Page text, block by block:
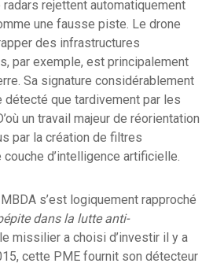
rejettent automatiquement
une fausse piste. Le drone
des infrastructures
par exemple, est principalement
Sa signature considérablement
détecté que tardivement par les
un travail majeur de réorientation
par la création de filtres
d’intelligence artificielle.
s’est logiquement rapproché
dans la lutte anti-
missilier a choisi d’investir il y a
cette PME fournit son détecteur